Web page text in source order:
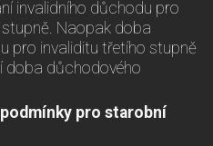
invalidního důchodu pro
Naopak doba
pro invaliditu třetího stupně
doba důchodového
pro starobní